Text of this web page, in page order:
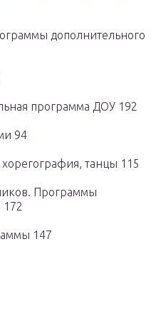
дополнительного
программа ДОУ 192
94
танцы 115
Программы
172
147